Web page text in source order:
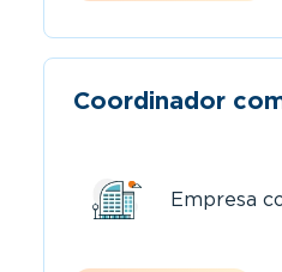
Coordinador
Empresa